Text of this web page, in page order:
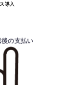
導入
の支払い